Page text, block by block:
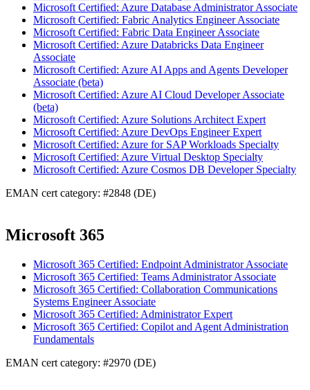
Microsoft Certified: Azure Database Administrator Associate
Microsoft Certified: Fabric Analytics Engineer Associate
Microsoft Certified: Fabric Data Engineer Associate
Microsoft Certified: Azure Databricks Data Engineer
Associate
Microsoft Certified: Azure AI Apps and Agents Developer
Associate (beta)
Microsoft Certified: Azure AI Cloud Developer Associate
(beta)
Microsoft Certified: Azure Solutions Architect Expert
Microsoft Certified: Azure DevOps Engineer Expert
Microsoft Certified: Azure for SAP Workloads Specialty
Microsoft Certified: Azure Virtual Desktop Specialty
Microsoft Certified: Azure Cosmos DB Developer Specialty
EMAN cert category: #2848 (DE)
Microsoft 365
Microsoft 365 Certified: Endpoint Administrator Associate
Microsoft 365 Certified: Teams Administrator Associate
Microsoft 365 Certified: Collaboration Communications
Systems Engineer Associate
Microsoft 365 Certified: Administrator Expert
Microsoft 365 Certified: Copilot and Agent Administration
Fundamentals
EMAN cert category: #2970 (DE)